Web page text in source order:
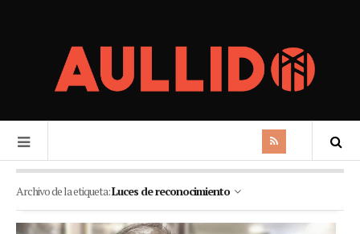
Archivo de la etiqueta:Luces de reconocimiento